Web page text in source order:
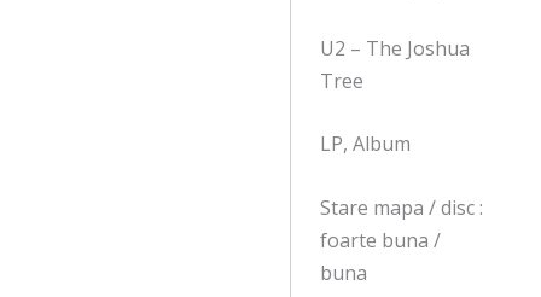
U2 – The Joshua
Tree
LP, Album
Stare mapa / disc :
foarte buna /
buna